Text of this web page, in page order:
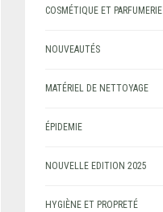
COSMÉTIQUE ET PARFUMERIE
NOUVEAUTÉS
MATÉRIEL DE NETTOYAGE
ÉPIDEMIE
NOUVELLE EDITION 2025
HYGIÈNE ET PROPRETÉ